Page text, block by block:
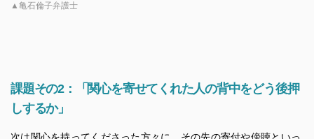
▲亀石倫子弁護士
課題その2：「関心を寄せてくれた人の背中をどう後押
しするか」